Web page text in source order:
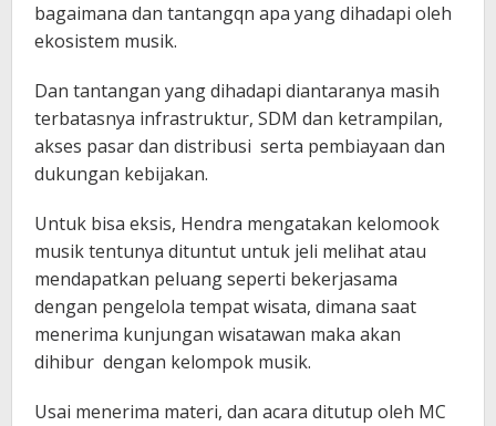
bagaimana dan tantangqn apa yang dihadapi oleh
ekosistem musik.
Dan tantangan yang dihadapi diantaranya masih
terbatasnya infrastruktur, SDM dan ketrampilan,
akses pasar dan distribusi serta pembiayaan dan
dukungan kebijakan.
Untuk bisa eksis, Hendra mengatakan kelomook
musik tentunya dituntut untuk jeli melihat atau
mendapatkan peluang seperti bekerjasama
dengan pengelola tempat wisata, dimana saat
menerima kunjungan wisatawan maka akan
dihibur dengan kelompok musik.
Usai menerima materi, dan acara ditutup oleh MC